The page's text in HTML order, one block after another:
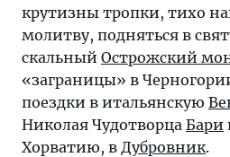
крутизны тропки, тихо
молитву, подняться в
скальный Острожский
«заграницы» в
поездки в итальянскую
Николая Чудотворца Бари
Хорватию, в Дубровник.